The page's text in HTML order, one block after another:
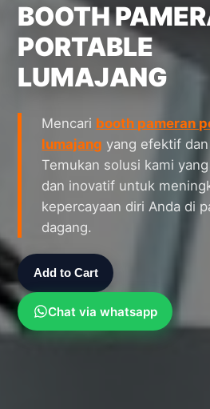
BOOTH
PORTABLE
LUMAJANG
Mencari booth pameran
lumajang yang efektif
Temukan solusi kami
dan inovatif untuk
kepercayaan diri Anda di
dagang.
Add to Cart
Chat via whatsapp